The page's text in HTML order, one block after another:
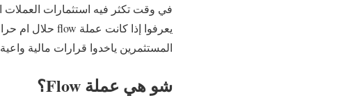
في وقت تكثر فيه استثمارات
المستثمرين ياخدوا قرارات مالية
شو هي عملة Flow؟